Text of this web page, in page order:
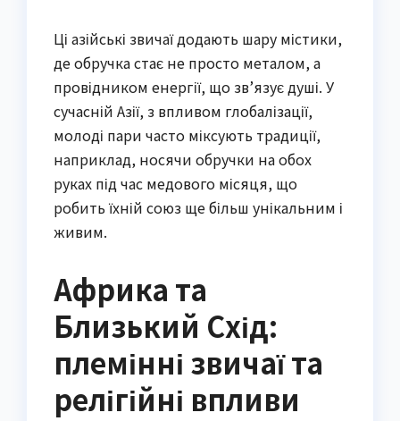
Ці азійські звичаї додають шару містики,
де обручка стає не просто металом, а
провідником енергії, що зв’язує душі. У
сучасній Азії, з впливом глобалізації,
молоді пари часто міксують традиції,
наприклад, носячи обручки на обох
руках під час медового місяця, що
робить їхній союз ще більш унікальним і
живим.
Африка та
Близький Схід:
племінні звичаї та
релігійні впливи